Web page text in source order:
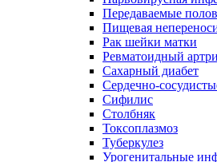
Передаваемые
Пищевая
Рак шейки матки
Ревматоидный
Сахарный диабет
Сердечно-
Сифилис
Столбняк
Токсоплазмоз
Туберкулез
Урогенитальные